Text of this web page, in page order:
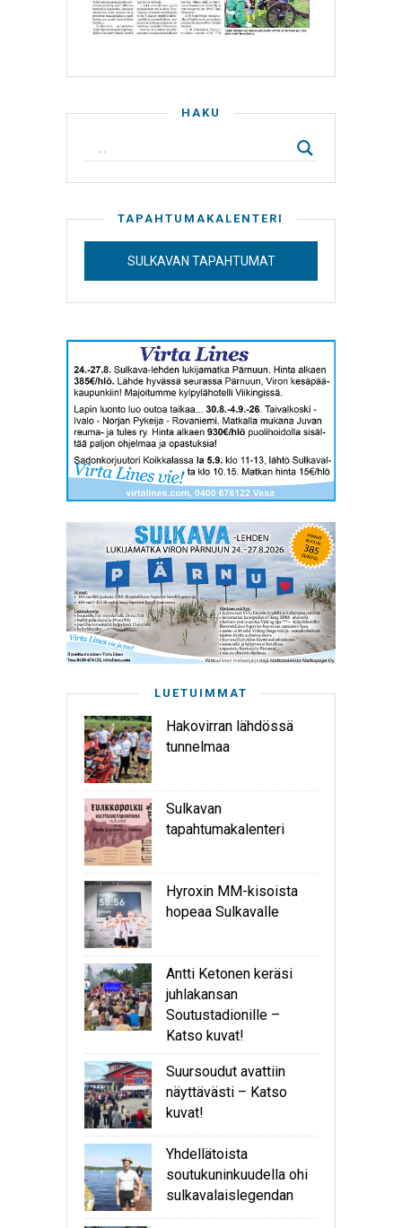
HAKU
TAPAHTUMAKALENTERI
SULKAVAN TAPAHTUMAT
LUETUIMMAT
Hakovirran lähdössä
tunnelmaa
Sulkavan
tapahtumakalenteri
Hyroxin MM-kisoista
hopeaa Sulkavalle
Antti Ketonen keräsi
juhlakansan
Soutustadionille –
Katso kuvat!
Suursoudut avattiin
näyttävästi – Katso
kuvat!
Yhdellätoista
soutukuninkuudella ohi
sulkavalaislegendan